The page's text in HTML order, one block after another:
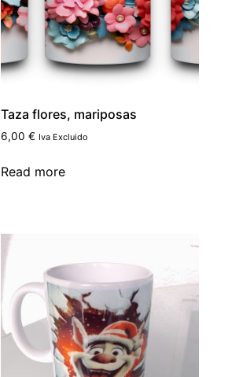
Taza flores, mariposas
6,00€ Iva Excluido
Read more